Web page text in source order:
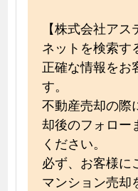
【株式会社ア
ネットを検索す
正確な情報をお
す。
不動産売却の際
却後のフォロー
ください。
必ず、お客様に
マンション売却